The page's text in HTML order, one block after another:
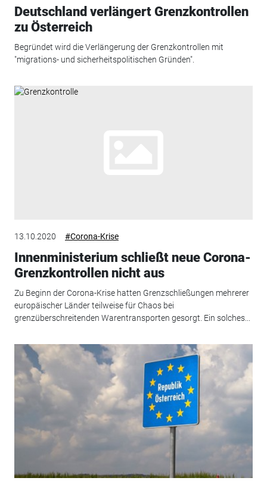
Deutschland verlängert Grenzkontrollen
zu Österreich
Begründet wird die Verlängerung der Grenzkontrollen mit
"migrations- und sicherheitspolitischen Gründen".
13.10.2020 #Corona-Krise
Innenministerium schließt neue Corona-
Grenzkontrollen nicht aus
Zu Beginn der Corona-Krise hatten Grenzschließungen mehrerer
europäischer Länder teilweise für Chaos bei
grenzüberschreitenden Warentransporten gesorgt. Ein solches...